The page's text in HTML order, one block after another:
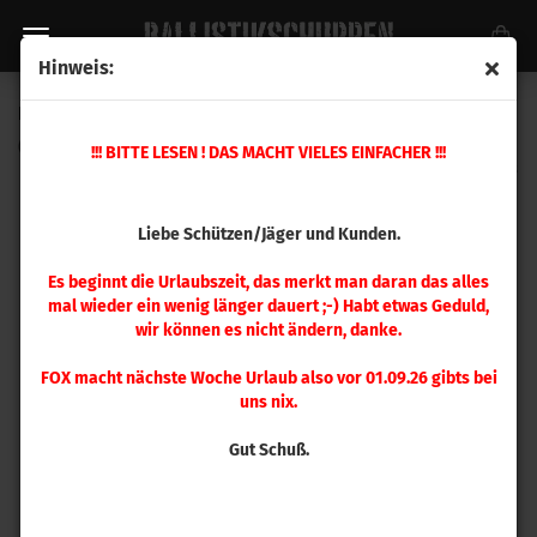
Hinweis:
!!! BITTE LESEN ! DAS MACHT VIELES EINFACHER !!!
Liebe Schützen/Jäger und Kunden.
Es beginnt die Urlaubszeit, das merkt man daran das alles
mal wieder ein wenig länger dauert ;-) Habt etwas Geduld,
wir können es nicht ändern, danke.
FOX macht nächste Woche Urlaub also vor 01.09.26 gibts bei
uns nix.
Gut Schuß.
5161684484)